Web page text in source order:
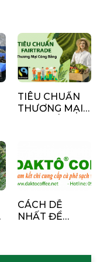
TIÊU CHUẨN
THƯƠNG MẠI
CÁCH DỄ
NHẤT ĐỂ